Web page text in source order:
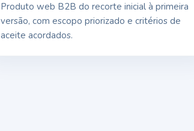
Produto web B2B do recorte inicial à primeira
versão, com escopo priorizado e critérios de
aceite acordados.